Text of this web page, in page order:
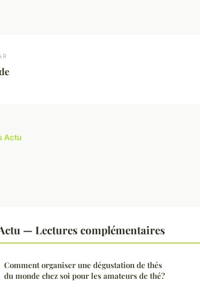
Actu
— Lectures complémentaires
Comment organiser une dégustation de thés
du monde chez soi pour les amateurs de thé?